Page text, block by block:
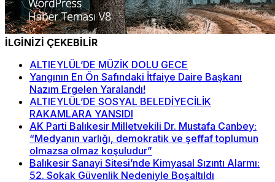
İLGİNİZİ ÇEKEBİLİR
ALTIEYLÜL’DE MÜZİK DOLU GECE
Yangının En Ön Safındaki İtfaiye Daire Başkanı
Nazım Ergelen Yaralandı!
ALTIEYLÜL’DE SOSYAL BELEDİYECİLİK
RAKAMLARA YANSIDI
AK Parti Balıkesir Milletvekili Dr. Mustafa Canbey:
“Medyanın varlığı, demokratik ve şeffaf toplumun
olmazsa olmaz koşuludur”
Balıkesir Sanayi Sitesi’nde Kimyasal Sızıntı Alarmı:
52. Sokak Güvenlik Nedeniyle Boşaltıldı